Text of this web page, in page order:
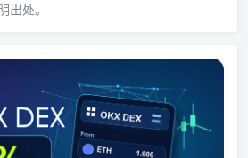
出处。